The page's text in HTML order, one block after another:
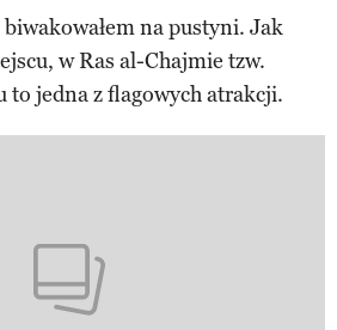
na pustyni. Jak
w Ras al-Chajmie tzw.
to jedna z flagowych atrakcji.